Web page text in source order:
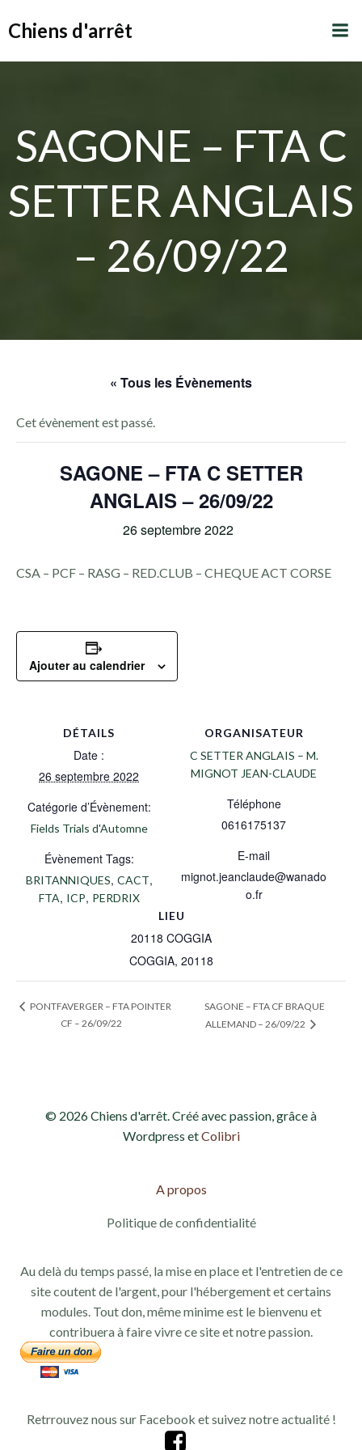
Chiens d'arrêt
SAGONE – FTA C
SETTER ANGLAIS
– 26/09/22
« Tous les Évènements
Cet évènement est passé.
SAGONE – FTA C SETTER
ANGLAIS – 26/09/22
26 septembre 2022
CSA – PCF – RASG – RED.CLUB – CHEQUE ACT CORSE
Ajouter au calendrier
DÉTAILS
Date :
26 septembre 2022
Catégorie d’Évènement:
Fields Trials d'Automne
Évènement Tags:
BRITANNIQUES, CACT,
FTA, ICP, PERDRIX
LIEU
20118 COGGIA
COGGIA, 20118
ORGANISATEUR
C SETTER ANGLAIS – M.
MIGNOT JEAN-CLAUDE
Téléphone
0616175137
E-mail
mignot.jeanclaude@wanado
o.fr
PONTFAVERGER – FTA POINTER
CF – 26/09/22
SAGONE – FTA CF BRAQUE
ALLEMAND – 26/09/22
© 2026 Chiens d'arrêt. Créé avec passion, grâce à
Wordpress etColibri
A propos
Politique de confidentialité
Au delà du temps passé, la mise en place et l'entretien de ce
site coutent de l'argent, pour l'hébergement et certains
modules. Tout don, même minime est le bienvenu et
contribuera à faire vivre ce site et notre passion.
Retrrouvez nous sur Facebook et suivez notre actualité !